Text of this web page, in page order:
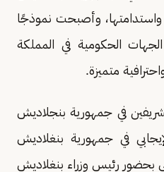
واستدامتها، وأصبحت نموذجًا
الحكومية في المملكة
متميزة.
في جمهورية بنجلاديش
في جمهورية بنغلاديش
بحضور رئيس وزراء بنغلاديش